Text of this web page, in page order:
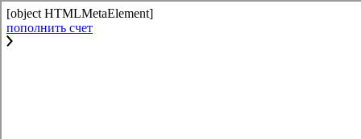
[object HTMLMetaElement]
пополнить счет